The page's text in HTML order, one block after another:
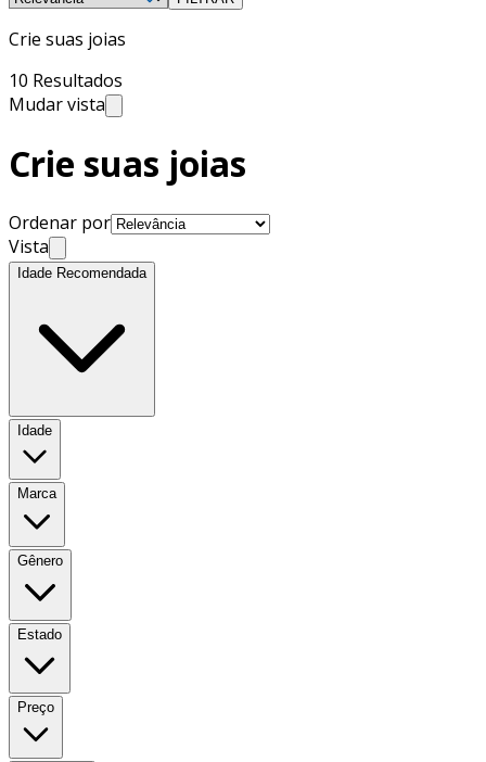
Crie suas joias
10 Resultados
Mudar vista
Crie suas joias
Ordenar por
Vista
Idade Recomendada
Idade
Marca
Gênero
Estado
Preço